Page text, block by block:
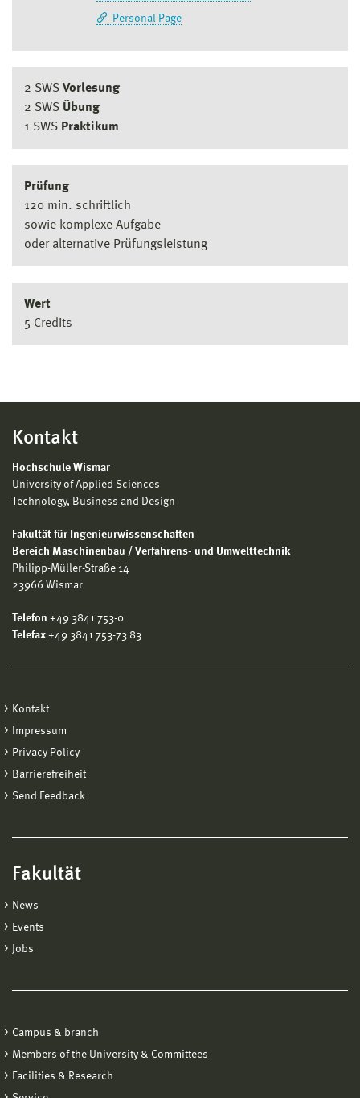
Personal Page
2 SWS Vorlesung
2 SWS Übung
1 SWS Praktikum
Prüfung
120 min. schriftlich
sowie komplexe Aufgabe
oder alternative Prüfungsleistung
Wert
5 Credits
Kontakt
Hochschule Wismar
University of Applied Sciences
Technology, Business and Design
Fakultät für Ingenieurwissenschaften
Bereich Maschinenbau / Verfahrens- und Umwelttechnik
Philipp-Müller-Straße 14
23966 Wismar
Telefon +49 3841 753-0
Telefax +49 3841 753-73 83
Kontakt
Impressum
Privacy Policy
Barrierefreiheit
Send Feedback
Fakultät
News
Events
Jobs
Campus & branch
Members of the University & Committees
Facilities & Research